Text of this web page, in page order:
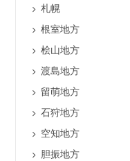
札幌
根室地方
桧山地方
渡島地方
留萌地方
石狩地方
空知地方
胆振地方